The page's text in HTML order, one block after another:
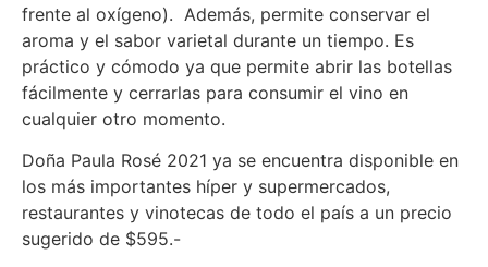
frente al oxígeno). Además, permite conservar el
aroma y el sabor varietal durante un tiempo. Es
práctico y cómodo ya que permite abrir las botellas
fácilmente y cerrarlas para consumir el vino en
cualquier otro momento.
Doña Paula Rosé 2021 ya se encuentra disponible en
los más importantes híper y supermercados,
restaurantes y vinotecas de todo el país a un precio
sugerido de $595.-